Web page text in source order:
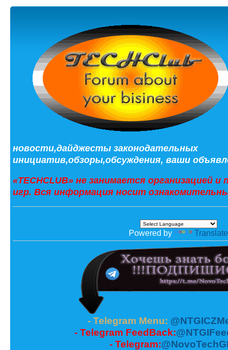
новости,дайджесты законодательных
инициатив,обзоры,обсуждения, ваши
«TECHCLUB» не занимается организацией
игр. Вся информация носит
Powered by Translate
- Telegram Menu:
- Telegram FeedBack:
- Telegram: